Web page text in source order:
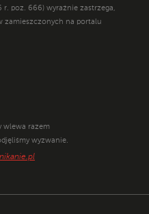
r. poz. 666) wyraźnie zastrzega,
zamieszczonych na portalu
wlewa razem
wyzwanie.